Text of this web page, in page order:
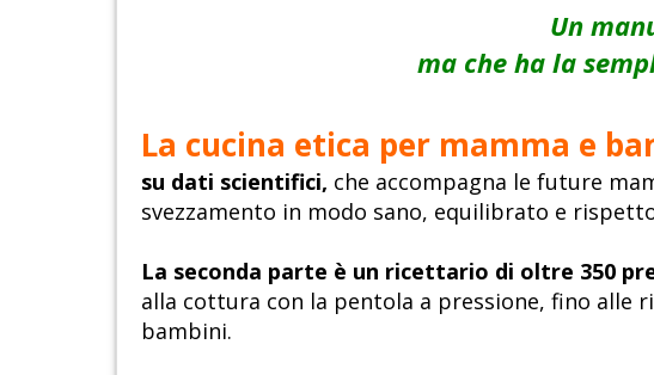
Un
ma che ha la
La cucina etica per mamma e
su dati scientifici, che accompagna le future
svezzamento in modo sano, equilibrato e
La seconda parte è un ricettario di oltre 350
alla cottura con la pentola a pressione, fino
bambini.